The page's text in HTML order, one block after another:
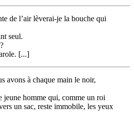
de l’air lèverai-je la bouche qui
seul.
[...]
avons à chaque main le noir,
jeune homme qui, comme un roi
un sac, reste immobile, les yeux